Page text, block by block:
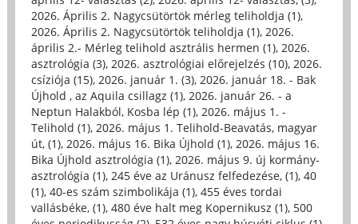
2026. Április 2. Nagycsütörtök mérleg teliholdja (1),
2026. Április 2. Nagycsütörtök teliholdja (1), 2026.
április 2.- Mérleg telihold asztrális hermen (1), 2026.
asztrológia (3), 2026. asztrológiai előrejelzés (10), 2026.
csíziója (15), 2026. január 1. (3), 2026. január 18. - Bak
Újhold , az Aquila csillagz (1), 2026. január 26. - a
Neptun Halakból, Kosba lép (1), 2026. május 1. -
Telihold (1), 2026. május 1. Telihold-Beavatás, magyar
út, (1), 2026. május 16. Bika Újhold (1), 2026. május 16.
Bika Újhold asztrológia (1), 2026. május 9. új kormány-
asztrológia (1), 245 éve az Uránusz felfedezése, (1), 40
(1), 40-es szám szimbolikája (1), 455 éves tordai
vallásbéke, (1), 480 éve halt meg Kopernikusz (1), 500